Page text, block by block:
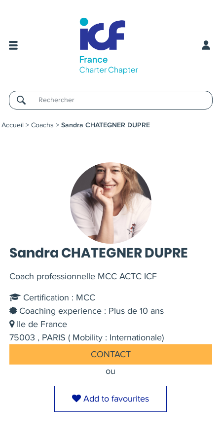
Username
Accueil > Coachs > Sandra CHATEGNER DUPRE
Sandra CHATEGNER DUPRE
Coach professionnelle MCC ACTC ICF
Certification : MCC
Coaching experience : Plus de 10 ans
Ile de France
75003 , PARIS ( Mobility : Internationale)
CONTACT
ou
Add to favourites